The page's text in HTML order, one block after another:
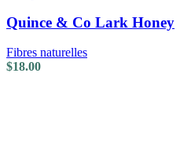
Quince & Co Lark Honey
Fibres naturelles
$18.00